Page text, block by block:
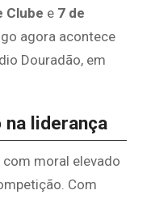
Clube e 7 de
agora acontece
Douradão, em
na liderança
com moral elevado
Com